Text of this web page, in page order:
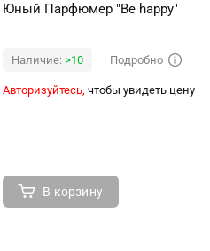
Юный Парфюмер "Be happy"
Наличие: >10 Подробно
Авторизуйтесь, чтобы увидеть цену
В корзину